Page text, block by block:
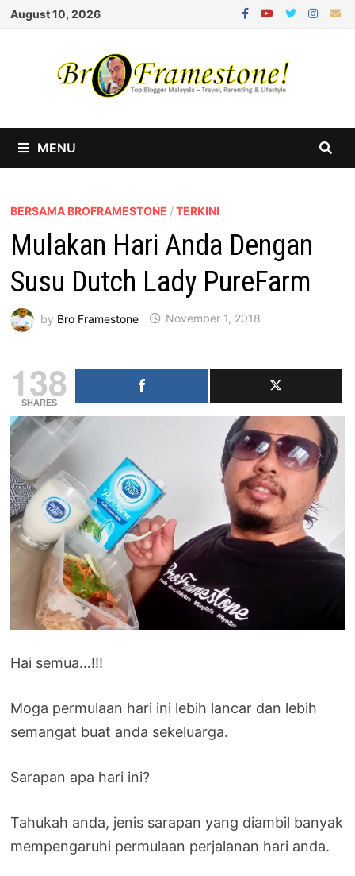
Skip
August 10, 2026
MENU
BERSAMA BROFRAMESTONE /TERKINI
Mulakan Hari Anda Dengan
Susu Dutch Lady PureFarm
by Bro Framestone November 1, 2018
138
SHARES
Hai semua…!!!
Moga permulaan hari ini lebih lancar dan lebih
semangat buat anda sekeluarga.
Sarapan apa hari ini?
Tahukah anda, jenis sarapan yang diambil banyak
mempengaruhi permulaan perjalanan hari anda.